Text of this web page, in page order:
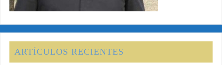
ARTÍCULOS RECIENTES